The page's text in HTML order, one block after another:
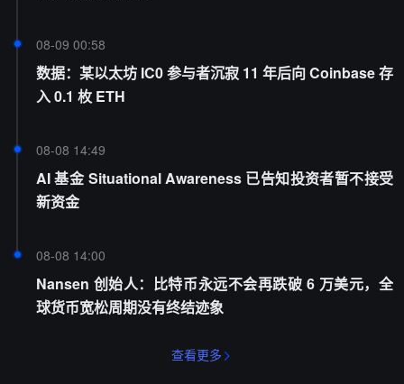
08-09 00:58
数据：某以太坊 IC0 参与者沉寂 11 年后向 Coinbase 存
入 0.1 枚 ETH
08-08 14:49
AI 基金 Situational Awareness 已告知投资者暂不接受
新资金
08-08 14:00
Nansen 创始人：比特币永远不会再跌破 6 万美元，全
球货币宽松周期没有终结迹象
查看更多